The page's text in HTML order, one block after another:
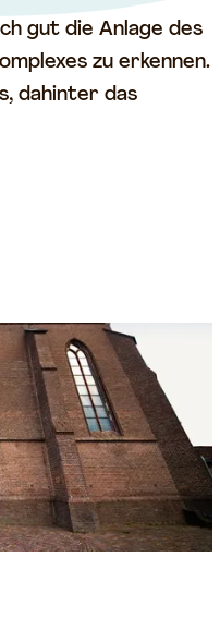
gut die Anlage des
zu erkennen.
dahinter das